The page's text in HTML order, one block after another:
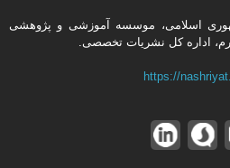
اسلامی، موسسه آموزشی و پژوهشی
اداره كل نشریات تخصصی.
https://